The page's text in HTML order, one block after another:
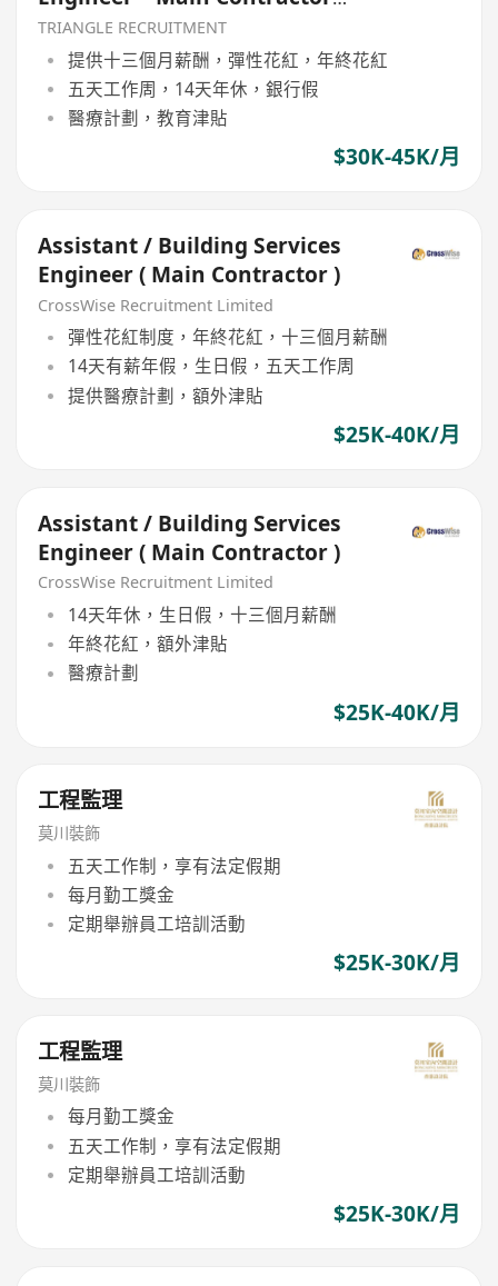
(TR017)
TRIANGLE RECRUITMENT
提供十三個月薪酬，彈性花紅，年終花紅
五天工作周，14天年休，銀行假
醫療計劃，教育津貼
$30K-45K/月
Assistant / Building Services
Engineer ( Main Contractor )
CrossWise Recruitment Limited
彈性花紅制度，年終花紅，十三個月薪酬
14天有薪年假，生日假，五天工作周
提供醫療計劃，額外津貼
$25K-40K/月
Assistant / Building Services
Engineer ( Main Contractor )
CrossWise Recruitment Limited
14天年休，生日假，十三個月薪酬
年終花紅，額外津貼
醫療計劃
$25K-40K/月
工程監理
莫川裝飾
五天工作制，享有法定假期
每月勤工獎金
定期舉辦員工培訓活動
$25K-30K/月
工程監理
莫川裝飾
每月勤工獎金
五天工作制，享有法定假期
定期舉辦員工培訓活動
$25K-30K/月